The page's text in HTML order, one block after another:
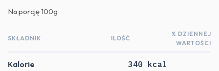
Na porcję100g
SKŁADNIK ILOŚĆ
% DZIENNEJ
WARTOŚCI
Kalorie 340 kcal